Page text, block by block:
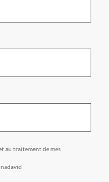
au traitement de mes